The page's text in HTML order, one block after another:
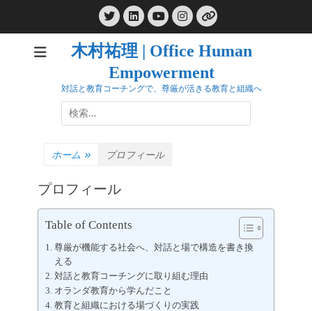
TwitterLinkedIn
YouTube
Instagram
リ
ン
ク
木村祐理 | Office Human
Empowerment
対話と教育コーチングで、尊厳が活きる教育と組織へ
検
索:
ホーム » プロフィール
プロフィール
Table of Contents
尊厳が機能する社会へ、対話と場で構造を書き換
える
対話と教育コーチングに取り組む理由
オランダ教育から学んだこと
教育と組織における場づくりの実践